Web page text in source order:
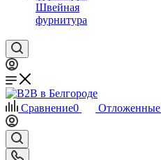
Швейная
фурнитура
Сравнение0 Отложенные